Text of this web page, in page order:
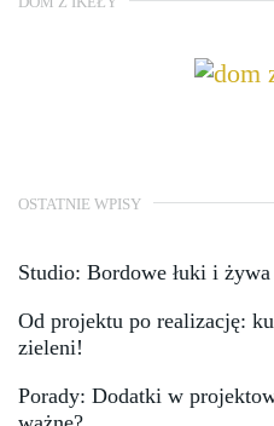
OSTATNIE WPISY
Studio: Bordowe łuki i
Od projektu po realizację:
zieleni!
Porady: Dodatki w